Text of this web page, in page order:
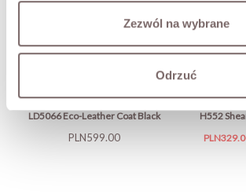
Zezwól na wybrane
Odrzuć
YOU MAY ALSO LIKE
LD5066 Eco-Leather Coat Black
Price
PLN599.00
H552
Price